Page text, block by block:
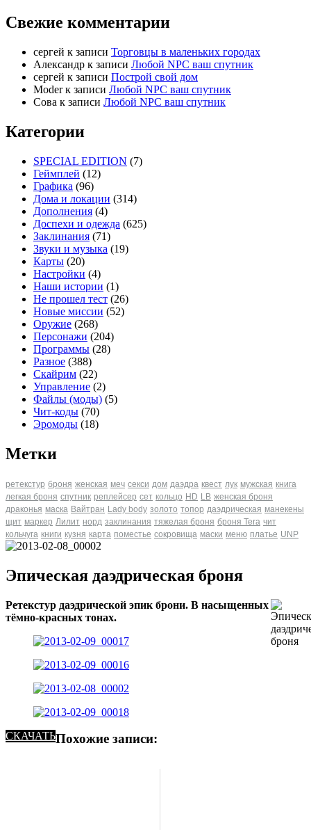
Свежие комментарии
cергей к записи Торговцы в маленьких городах
Александр к записи Любой NPC ваш спутник
cергей к записи Построй свой дом
Moderк записи Любой NPC ваш спутник
Сова к записи Любой NPC ваш спутник
Категории
SPECIAL EDITION (7)
Геймплей (12)
Графика (96)
Дома и локации (314)
Дополнения (4)
Доспехи и одежда (625)
Заклинания (71)
Звуки и музыка (19)
Карты (20)
Настройки (4)
Наши истории (1)
Не прошел тест (26)
Новые миссии (52)
Оружие (268)
Персонажи (204)
Программы (28)
Разное (388)
Скайрим (22)
Управление (2)
Файлы (моды) (5)
Чит-коды (70)
Эромоды (18)
Метки
ретекстур броня женская меч секси дом даэдра квест лук мужская книга
легкая броня спутник реплейсер сет кольцо HD LB женская броня
драконья маска Вайтран Lady body золото топор даэдрическая манекены
щит маркер Лилит норд заклинания тяжелая броня броня Tera чит
кольчуга книги кузня карта поместье сокровища маски меню платье UNP
Эпическая даэдрическая броня
Ретекстур даэдрической эпик брони. В насыщенных
тёмно-красных тонах.
СКАЧАТЬПохожие записи: